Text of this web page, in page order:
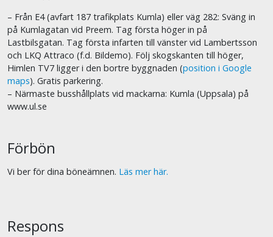
– Från E4 (avfart 187 trafikplats Kumla) eller väg 282: Sväng in
på Kumlagatan vid Preem. Tag första höger in på
Lastbilsgatan. Tag första infarten till vänster vid Lambertsson
och LKQ Attraco (f.d. Bildemo). Följ skogskanten till höger,
Himlen TV7 ligger i den bortre byggnaden (position i Google
maps). Gratis parkering.
– Närmaste busshållplats vid mackarna: Kumla (Uppsala) på
www.ul.se
Förbön
Vi ber för dina böneämnen. Läs mer här.
Respons